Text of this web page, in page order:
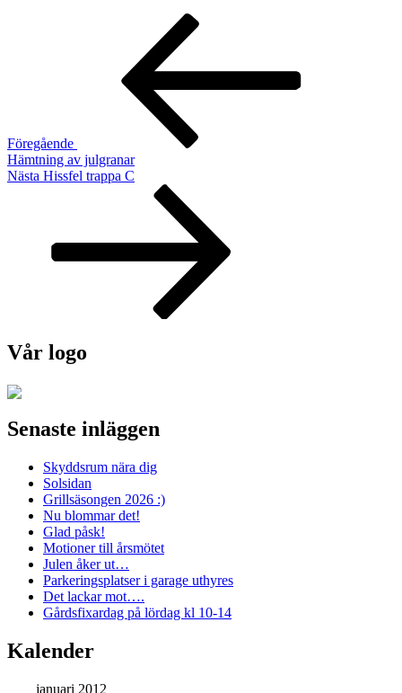
Inläggsnavigering
Föregående
Hämtning av julgranar
Nästa
Nästa Hissfel trappa C
Vår logo
Senaste inläggen
Skyddsrum nära dig
Solsidan
Grillsäsongen 2026 :)
Nu blommar det!
Glad påsk!
Motioner till årsmötet
Julen åker ut…
Parkeringsplatser i garage uthyres
Det lackar mot….
Gårdsfixardag på lördag kl 10-14
Kalender
januari 2012